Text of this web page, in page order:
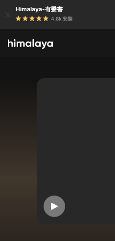
Himalaya-有聲書
4.8k 安裝